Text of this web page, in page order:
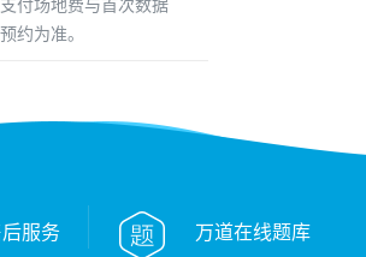
约为准。
服务 万道在线题库